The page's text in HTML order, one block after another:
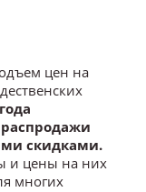
цен на
скидками.
и цены на них
многих